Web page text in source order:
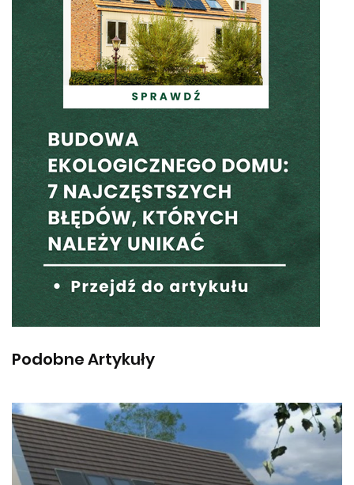
Podobne Artykuły